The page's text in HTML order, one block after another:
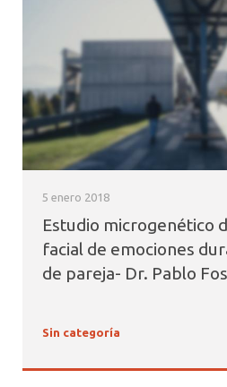
5 enero 2018
Estudio microgenético
facial de emociones
de pareja- Dr. Pablo
Sin categoría